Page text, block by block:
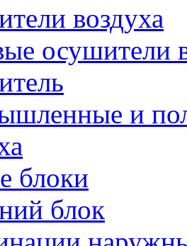
воздуха
осушители
и
блоки
блок